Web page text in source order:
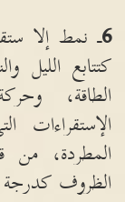
6ـ نمط إلا
كتتابع الليل
الطاقة،
الإستقراءات
المطردة، من
الظروف كدرجة